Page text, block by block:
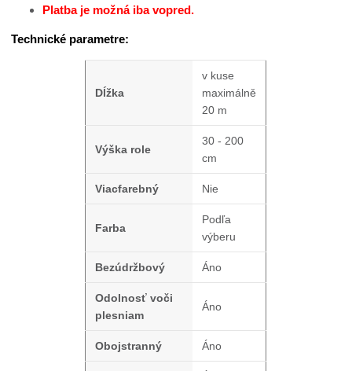
Platba je možná iba vopred.
Technické parametre:
Dĺžka
v kuse
maximálně
20 m
Výška role
30 - 200
cm
Viacfarebný Nie
Farba
Podľa
výberu
Bezúdržbový Áno
Odolnosť voči
plesniam
Áno
Obojstranný Áno